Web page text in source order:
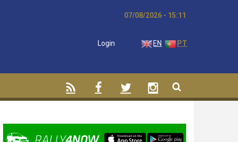
07/08/2026 - 15:11
Login EN PT